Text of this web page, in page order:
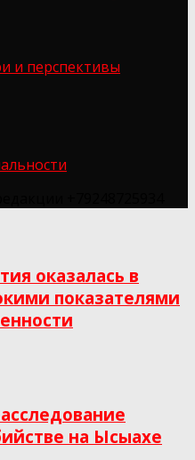
и перспективы
оказалась в
показателями
на Ысыахе